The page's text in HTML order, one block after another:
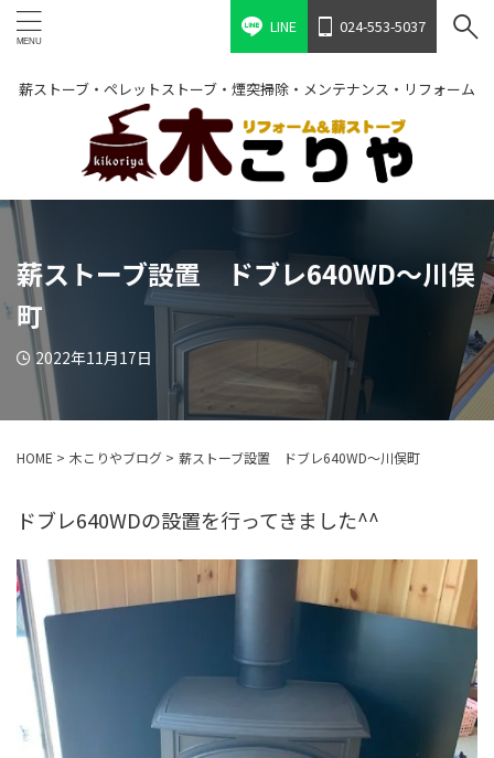
LINE 024-553-5037
薪ストーブ・ペレットストーブ・煙突掃除・メンテナンス・リフォーム
薪ストーブ設置 ドブレ640WD～川俣
町
2022年11月17日
HOME > 木こりやブログ > 薪ストーブ設置 ドブレ640WD～川俣町
ドブレ640WDの設置を行ってきました^^